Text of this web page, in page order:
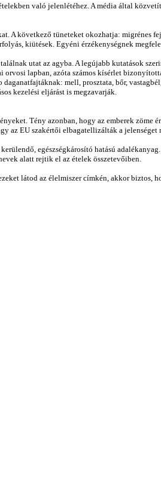
való jelenlétéhez. A média által
következő tüneteket okozhatja: migrénes
kiütések. Egyéni érzékenységnek
utat az agyba. A legújabb kutatások
lapban, azóta számos kísérlet
mell, prosztata, bőr,
kezelési eljárást is megzavarják.
Tény azonban, hogy az emberek zöme
az EU szakértői elbagatellizálták a
egészségkárosító hatású
alatt rejtik el az ételek összetevőiben.
látod az élelmiszer címkén, akkor biztos,